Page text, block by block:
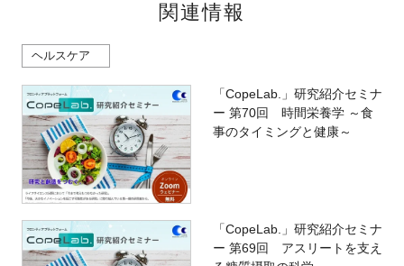
関連情報
ヘルスケア
「CopeLab.」研究紹介セミナ
ー 第70回 時間栄養学 ～食
事のタイミングと健康～
「CopeLab.」研究紹介セミナ
ー 第69回 アスリートを支え